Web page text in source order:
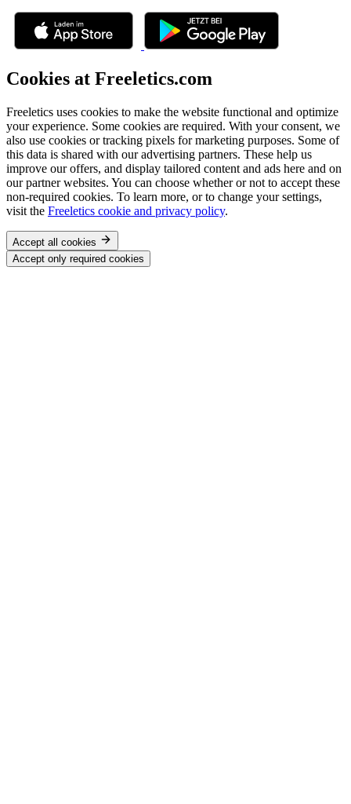
Cookies at Freeletics.com
Freeletics uses cookies to make the website functional and optimize
your experience. Some cookies are required. With your consent, we
also use cookies or tracking pixels for marketing purposes. Some of
this data is shared with our advertising partners. These help us
improve our offers, and display tailored content and ads here and on
our partner websites. You can choose whether or not to accept these
non-required cookies. To learn more, or to change your settings,
visit the Freeletics cookie and privacy policy.
Accept all cookies
Accept only required cookies